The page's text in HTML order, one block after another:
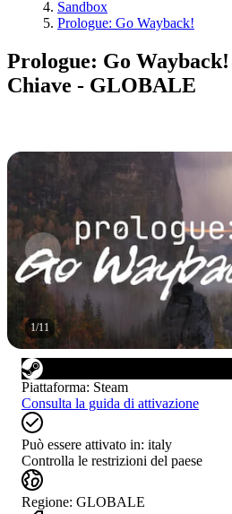
Sandbox
Prologue: Go Wayback!
Prologue: Go
Chiave - GLOBALE
1/11
Piattaforma: Steam
Consulta la guida di attivazione
Può essere attivato in: italy
Controlla le restrizioni del paese
Regione: GLOBALE